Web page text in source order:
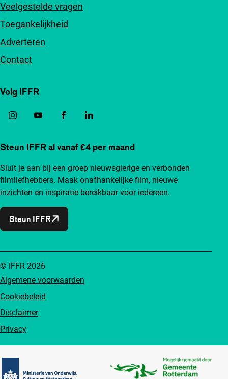
Veelgestelde vragen
Toegankelijkheid
Adverteren
Contact
Volg IFFR
Steun IFFR al vanaf €4 per maand
Sluit je aan bij een groep nieuwsgierige en verbonden
filmliefhebbers. Maak onafhankelijke film, nieuwe
inzichten en inspiratie bereikbaar voor iedereen.
Steun IFFR
Algemene voorwaarden
Cookiebeleid
Disclaimer
Privacy
© IFFR 2026